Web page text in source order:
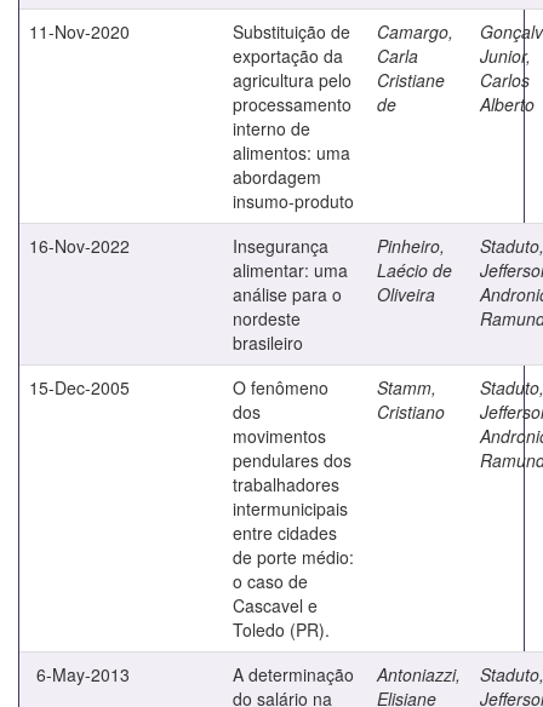
11-Nov-2020
Substituição de
exportação da
agricultura pelo
processamento
interno de
alimentos: uma
abordagem
insumo-produto
Camargo,
Carla
Cristiane
de
Junior,
Carlos
Alberto
16-Nov-2022
Insegurança
alimentar: uma
análise para o
nordeste
brasileiro
Pinheiro,
Laécio de
Oliveira
Staduto,
15-Dec-2005
O fenômeno
dos
movimentos
pendulares dos
trabalhadores
intermunicipais
entre cidades
de porte médio:
o caso de
Cascavel e
Toledo (PR).
Stamm,
Cristiano
Staduto,
6-May-2013
A determinação
do salário na
Antoniazzi,
Elisiane
Staduto,